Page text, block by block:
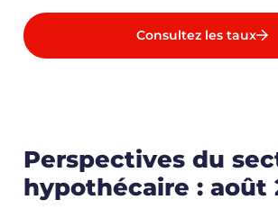
Consultez les taux
Perspectives du
hypothécaire : août